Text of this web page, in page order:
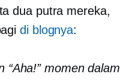
dua putra mereka,
di blognya:
“Aha!” momen dalam